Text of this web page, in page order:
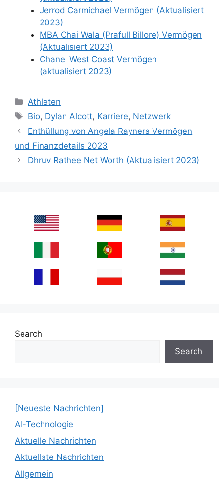
Jerrod Carmichael Vermögen (Aktualisiert
2023)
MBA Chai Wala (Prafull Billore) Vermögen
(Aktualisiert 2023)
Chanel West Coast Vermögen
(aktualisiert 2023)
Categories
Athleten
Tags
Bio, Dylan Alcott, Karriere, Netzwerk
Enthüllung von Angela Rayners Vermögen
und Finanzdetails 2023
Dhruv Rathee Net Worth (Aktualisiert 2023)
Search
Search
[Neueste Nachrichten]
AI-Technologie
Aktuelle Nachrichten
Aktuellste Nachrichten
Allgemein